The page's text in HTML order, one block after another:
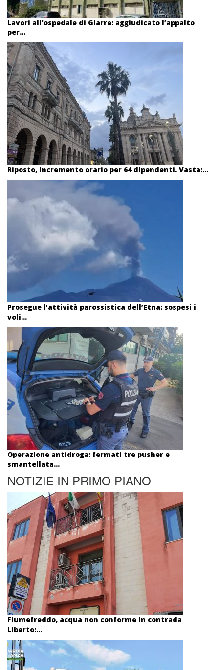
Lavori all’ospedale di Giarre: aggiudicato l’appalto
per...
Riposto, incremento orario per 64 dipendenti. Vasta:...
Prosegue l’attività parossistica dell’Etna: sospesi i
voli...
Operazione antidroga: fermati tre pusher e
smantellata...
NOTIZIE IN PRIMO PIANO
Fiumefreddo, acqua non conforme in contrada
Liberto:...